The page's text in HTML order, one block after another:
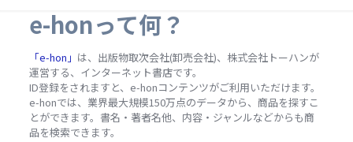
e-honって何？
「e-hon」 は、出版物取次会社(卸売会社)、株式会社トーハンが
運営する、インターネット書店です。
ID登録をされますと、e-honコンテンツがご利用いただけます。
e-honでは、業界最大規模150万点のデータから、商品を探すこ
とができます。書名・著者名他、内容・ジャンルなどからも商
品を検索できます。